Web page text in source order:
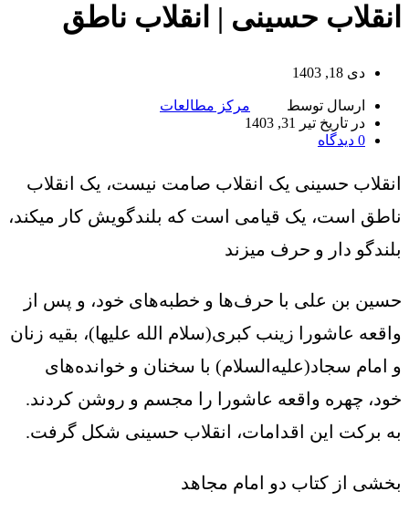
انقلاب حسینی | انقلاب ناطق
دی 18, 1403
ارسال توسط
مرکز مطالعات
در تاریخ تیر 31, 1403
0 دیدگاه
انقلاب حسینی یک انقلاب صامت نیست، یک انقلاب
ناطق است، یک قیامی است که بلندگویش کار میکند،
بلندگو دار و حرف میزند
حسین بن علی با حرف‌ها و خطبه‌های خود، و پس از
واقعه عاشورا زینب کبری(سلام الله علیها)، بقیه زنان
و امام سجاد(علیه‌السلام) با سخنان و خوانده‌های
خود، چهره واقعه عاشورا را مجسم و روشن کردند.
به برکت این اقدامات، انقلاب حسینی شکل گرفت.
بخشی از کتاب دو امام مجاهد